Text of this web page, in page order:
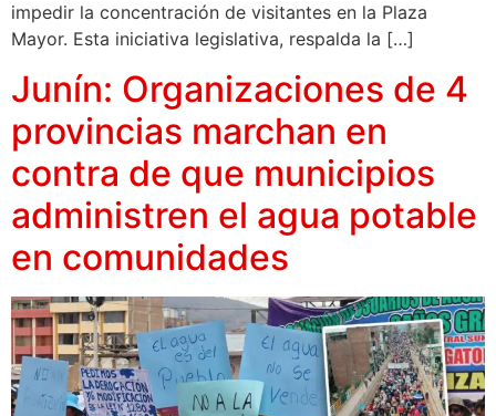
impedir la concentración de visitantes en la Plaza
Mayor. Esta iniciativa legislativa, respalda la […]
Junín: Organizaciones de 4
provincias marchan en
contra de que municipios
administren el agua potable
en comunidades